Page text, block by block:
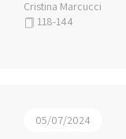
Cristina Marcucci
118-144
05/07/2024